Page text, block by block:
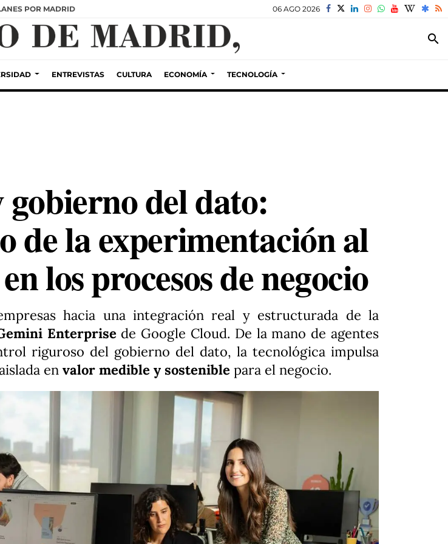
POR MADRID 06 AGO 2026
search
ENTREVISTAS CULTURA ECONOMÍA TECNOLOGÍA
gobierno del dato:
de la experimentación al
los procesos de negocio
hacia una integración real y estructurada de la
Enterprise de Google Cloud. De la mano de agentes
riguroso del gobierno del dato, la tecnológica impulsa
en valor medible y sostenible para el negocio.